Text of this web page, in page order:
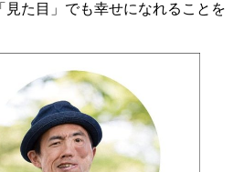
た目」でも幸せになれることを